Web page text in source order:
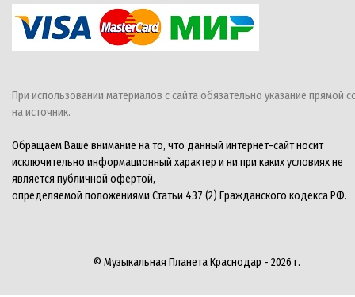
При использовании материалов с сайта обязательно указание прямой
на источник.
Обращаем Ваше внимание на то, что данный интернет-сайт носит
исключительно информационный характер и ни при каких условиях не
является публичной офертой,
определяемой положениями Статьи 437 (2) Гражданского кодекса РФ.
© Музыкальная Планета Краснодар - 2026 г.